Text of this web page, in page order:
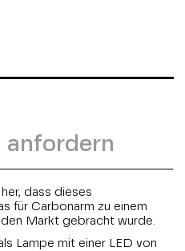
anfordern
her, dass dieses
für Carbonarm zu einem
Markt gebracht wurde.
Lampe mit einer LED von